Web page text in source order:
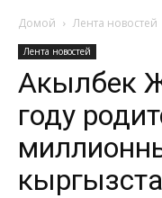
Домой Лента новостей
Лента новостей
Акылбек
году